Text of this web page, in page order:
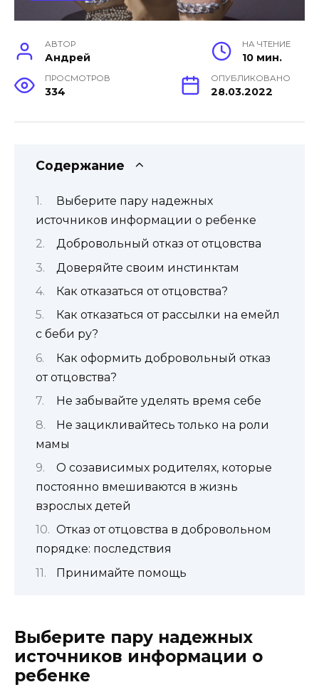
АВТОР
Андрей
НА ЧТЕНИЕ
10 мин.
ПРОСМОТРОВ
334
ОПУБЛИКОВАНО
28.03.2022
Содержание
Выберите пару надежных
источников информации о ребенке
Добровольный отказ от отцовства
Доверяйте своим инстинктам
Как отказаться от отцовства?
Как отказаться от рассылки на емейл
с беби ру?
Как оформить добровольный отказ
от отцовства?
Не забывайте уделять время себе
Не зацикливайтесь только на роли
мамы
О созависимых родителях, которые
постоянно вмешиваются в жизнь
взрослых детей
Отказ от отцовства в добровольном
порядке: последствия
Принимайте помощь
Выберите пару надежных
источников информации о
ребенке